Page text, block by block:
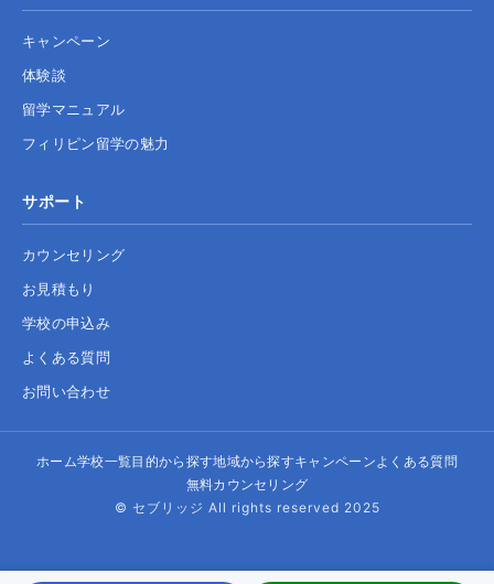
キャンペーン
体験談
留学マニュアル
フィリピン留学の魅力
サポート
カウンセリング
お見積もり
学校の申込み
よくある質問
お問い合わせ
ホーム学校一覧目的から探す地域から探すキャンペーンよくある質問
無料カウンセリング
© セブリッジ All rights reserved 2025